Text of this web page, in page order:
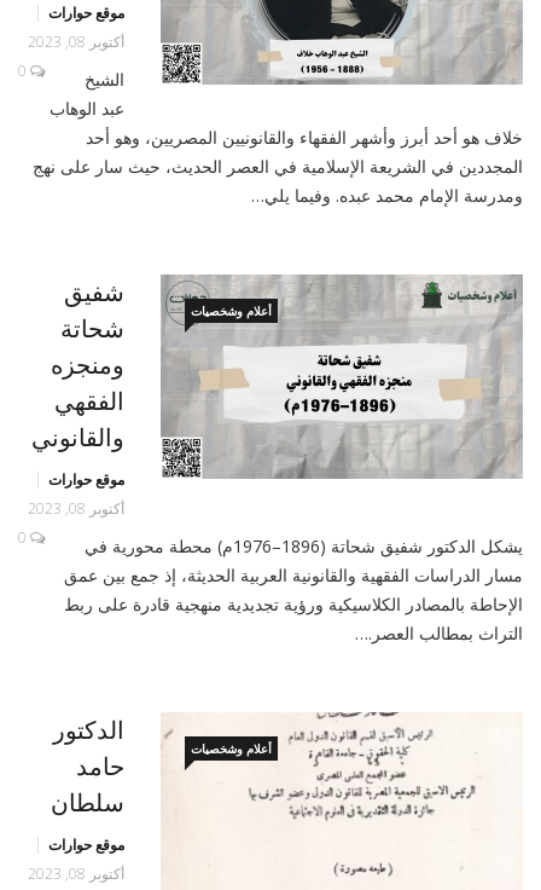
موقع حوارات
أكتوبر 08, 2023
0
الشيخ
عبد الوهاب
خلاف هو أحد أبرز وأشهر الفقهاء والقانونيين المصريين، وهو أحد
المجددين في الشريعة الإسلامية في العصر الحديث، حيث سار على نهج
ومدرسة الإمام محمد عبده. وفيما يلي…
أعلام وشخصيات
شفيق
شحاتة
ومنجزه
الفقهي
والقانوني
موقع حوارات
أكتوبر 08, 2023
0
يشكل الدكتور شفيق شحاتة (1896–1976م) محطة محورية في
مسار الدراسات الفقهية والقانونية العربية الحديثة، إذ جمع بين عمق
الإحاطة بالمصادر الكلاسيكية ورؤية تجديدية منهجية قادرة على ربط
التراث بمطالب العصر.…
أعلام وشخصيات
الدكتور
حامد
سلطان
موقع حوارات
أكتوبر 08, 2023